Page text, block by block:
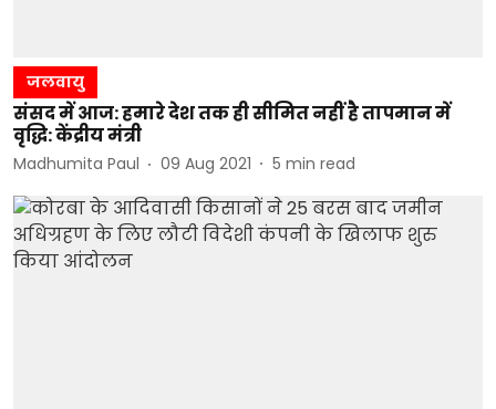
जलवायु
संसद में आज: हमारे देश तक ही सीमित नहीं है तापमान में
वृद्धि: केंद्रीय मंत्री
Madhumita Paul 09 Aug 2021 5 min read